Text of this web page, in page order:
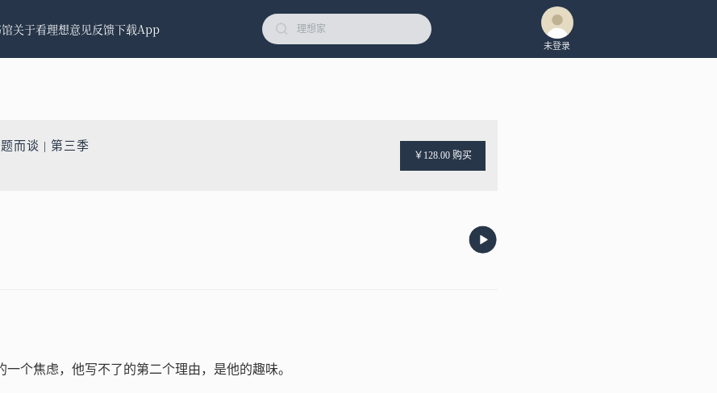
关于看理想意见反馈下载App
未登录
而谈 | 第三季
￥128.00 购买
一个焦虑，他写不了的第二个理由，是他的趣味。